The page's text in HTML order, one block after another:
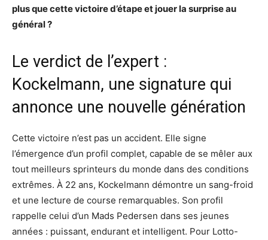
plus que cette victoire d’étape et jouer la surprise au
général ?
Le verdict de l’expert :
Kockelmann, une signature qui
annonce une nouvelle génération
Cette victoire n’est pas un accident. Elle signe
l’émergence d’un profil complet, capable de se mêler aux
tout meilleurs sprinteurs du monde dans des conditions
extrêmes. À 22 ans, Kockelmann démontre un sang-froid
et une lecture de course remarquables. Son profil
rappelle celui d’un Mads Pedersen dans ses jeunes
années : puissant, endurant et intelligent. Pour Lotto-